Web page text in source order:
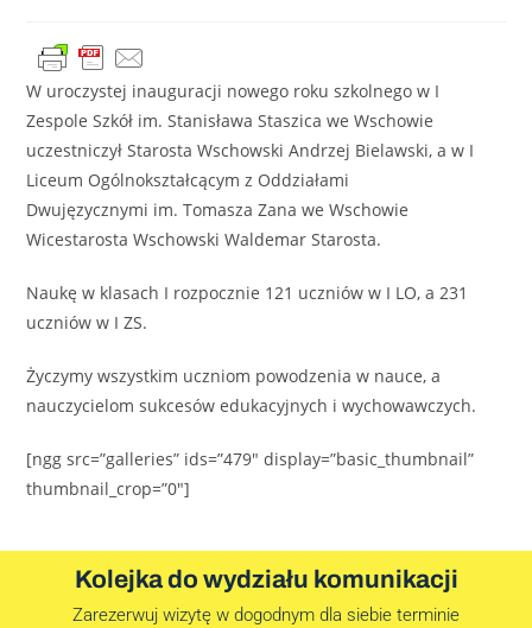
W uroczystej inauguracji nowego roku szkolnego w I
Zespole Szkół im. Stanisława Staszica we Wschowie
uczestniczył Starosta Wschowski Andrzej Bielawski, a w I
Liceum Ogólnokształcącym z Oddziałami
Dwujęzycznymi im. Tomasza Zana we Wschowie
Wicestarosta Wschowski Waldemar Starosta.
Naukę w klasach I rozpocznie 121 uczniów w I LO, a 231
uczniów w I ZS.
Życzymy wszystkim uczniom powodzenia w nauce, a
nauczycielom sukcesów edukacyjnych i wychowawczych.
[ngg src=”galleries” ids=”479″ display=”basic_thumbnail”
thumbnail_crop=”0″]
Kolejka do wydziału komunikacji
Zarezerwuj wizytę w dogodnym dla siebie terminie